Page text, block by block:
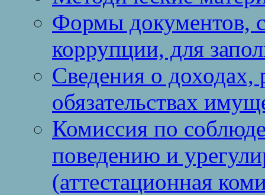
Формы документов,
коррупции, для
Сведения о доходах,
обязательствах
Комиссия по
поведению и
(аттестационная